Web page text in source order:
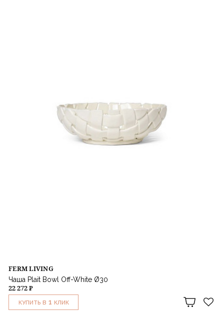
FERM LIVING
Чаша Plait Bowl Off-White Ø30
22 272 ₽
КУПИТЬ В 1 КЛИК